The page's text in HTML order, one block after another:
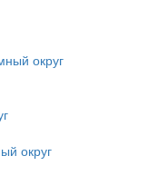
округ
округ